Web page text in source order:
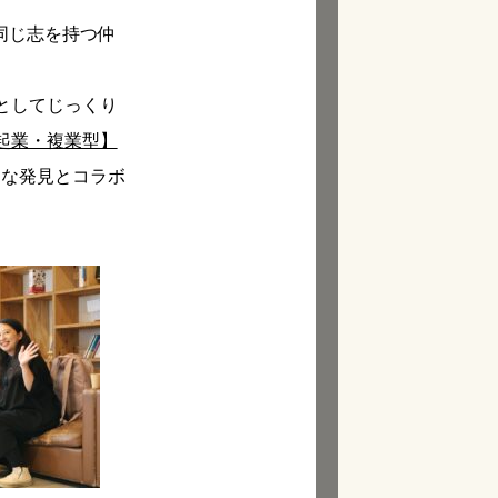
じ志を持つ仲
してじっくり
・複業型】
発見とコラボ